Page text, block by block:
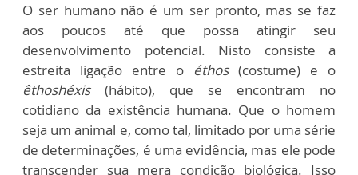
O ser humano não é um ser pronto, mas se faz
aos poucos até que possa atingir seu
desenvolvimento potencial. Nisto consiste a
estreita ligação entre o éthos (costume) e o
êthoshéxis(hábito), que se encontram no
cotidiano da existência humana. Que o homem
seja um animal e, como tal, limitado por uma série
de determinações, é uma evidência, mas ele pode
transcender sua mera condição biológica. Isso